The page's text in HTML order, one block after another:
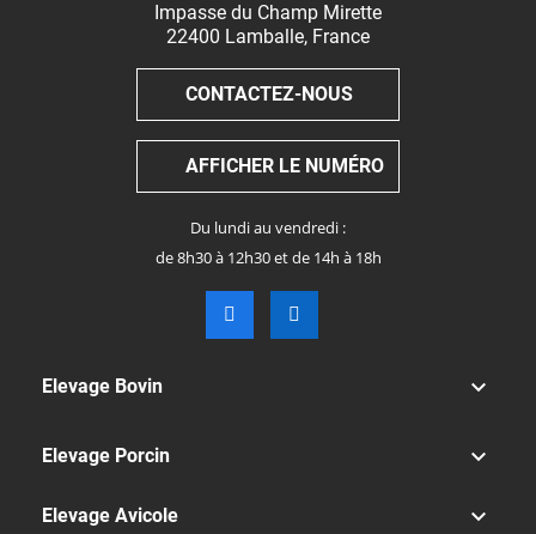
Impasse du Champ Mirette
22400 Lamballe, France
CONTACTEZ-NOUS
AFFICHER LE NUMÉRO
Du lundi au vendredi :
de 8h30 à 12h30 et de 14h à 18h
Elevage Bovin 
Elevage Porcin 
Elevage Avicole 